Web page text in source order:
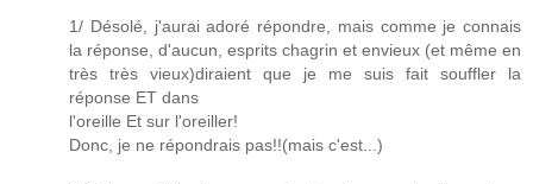
1/ Désolé, j'aurai adoré répondre, mais comme je connais
la réponse, d'aucun, esprits chagrin et envieux (et même en
très très vieux)diraient que je me suis fait souffler la
réponse ET dans
l'oreille Et sur l'oreiller!
Donc, je ne répondrais pas!!(mais c'est...)